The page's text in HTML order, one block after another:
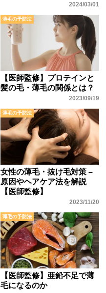
2024/03/01
薄毛の予防法
【医師監修】プロテインと
髪の毛・薄毛の関係とは？
2023/09/19
薄毛の予防法
女性の薄毛・抜け毛対策 –
原因やヘアケア法を解説
【医師監修】
2023/11/20
薄毛の予防法
【医師監修】亜鉛不足で薄
毛になるのか